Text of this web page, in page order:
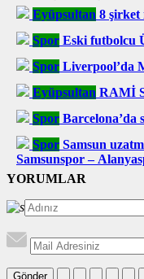
Eyüpsultan 8 şirket
Spor Eski futbolcu
Spor Liverpool’da
Eyüpsultan RAMİ
Spor Barcelona’da
Spor Samsun
Samsunspor –
YORUMLAR
Gönder